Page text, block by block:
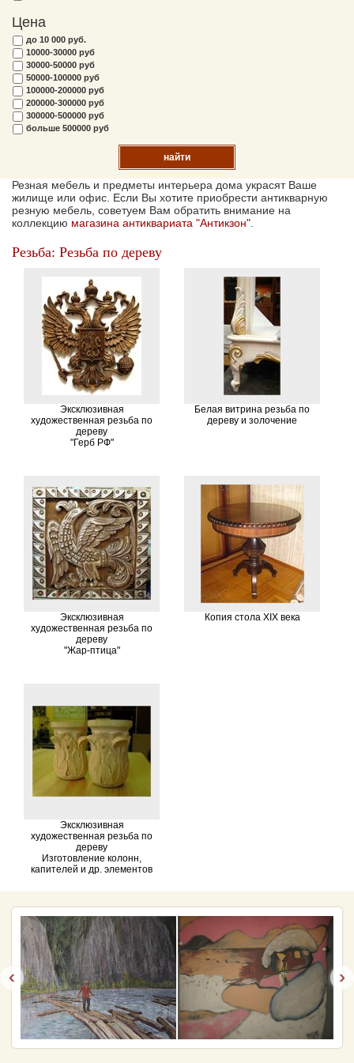
Цена
до 10 000 руб.
10000-30000 руб
30000-50000 руб
50000-100000 руб
100000-200000 руб
200000-300000 руб
300000-500000 руб
больше 500000 руб
найти
Резная мебель и предметы интерьера дома украсят Ваше
жилище или офис. Если Вы хотите приобрести антикварную
резную мебель, советуем Вам обратить внимание на
коллекцию магазина антиквариата "Антикзон"
Резьба: Резьба по дереву
Эксклюзивная
художественная резьба по
дереву
"Герб РФ"
Белая витрина резьба по
дереву и золочение
Эксклюзивная
художественная резьба по
дереву
"Жар-птица"
Копия стола XIX века
Эксклюзивная
художественная резьба по
дереву
Изготовление колонн,
капителей и др. элементов
‹ ›